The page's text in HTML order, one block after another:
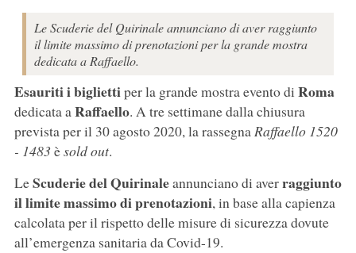
Le Scuderie del Quirinale annunciano di aver raggiunto
il limite massimo di prenotazioni per la grande mostra
dedicata a Raffaello.
Esauriti i bigliettiper la grande mostra evento di Roma
dedicata aRaffaello. A tre settimane dalla chiusura
prevista per il 30 agosto 2020, la rassegnaRaffaello 1520
- 1483 èsold out.
LeScuderie del Quirinaleannunciano di averraggiunto
il limite massimo di prenotazioni, in base alla capienza
calcolata per il rispetto delle misure di sicurezza dovute
all’emergenza sanitaria da Covid-19.